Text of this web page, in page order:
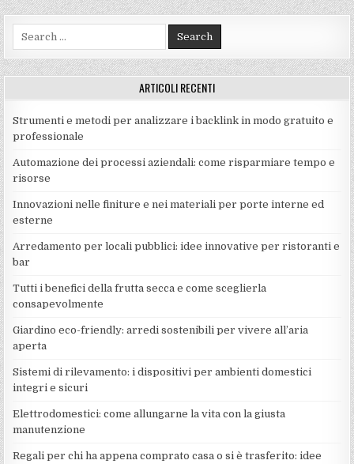
ARTICOLI RECENTI
Strumenti e metodi per analizzare i backlink in modo gratuito e
professionale
Automazione dei processi aziendali: come risparmiare tempo e
risorse
Innovazioni nelle finiture e nei materiali per porte interne ed
esterne
Arredamento per locali pubblici: idee innovative per ristoranti e
bar
Tutti i benefici della frutta secca e come sceglierla
consapevolmente
Giardino eco-friendly: arredi sostenibili per vivere all’aria
aperta
Sistemi di rilevamento: i dispositivi per ambienti domestici
integri e sicuri
Elettrodomestici: come allungarne la vita con la giusta
manutenzione
Regali per chi ha appena comprato casa o si è trasferito: idee